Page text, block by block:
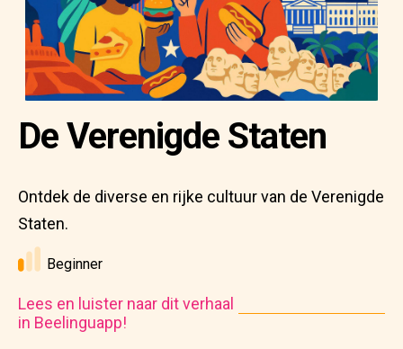
De Verenigde Staten
Ontdek de diverse en rijke cultuur van de Verenigde
Staten.
Beginner
Lees en luister naar dit verhaal
in Beelinguapp!